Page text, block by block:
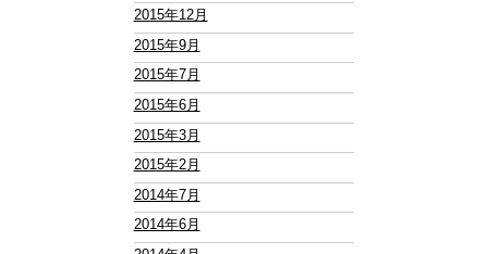
2015年12月
2015年9月
2015年7月
2015年6月
2015年3月
2015年2月
2014年7月
2014年6月